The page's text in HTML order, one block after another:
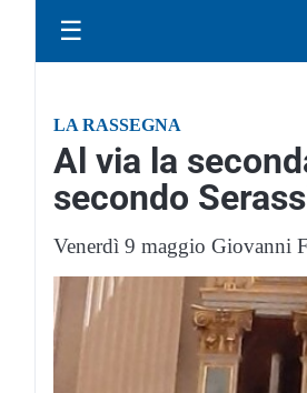
☰
LA RASSEGNA
Al via la
secondo
Venerdì 9 maggio Giovanni